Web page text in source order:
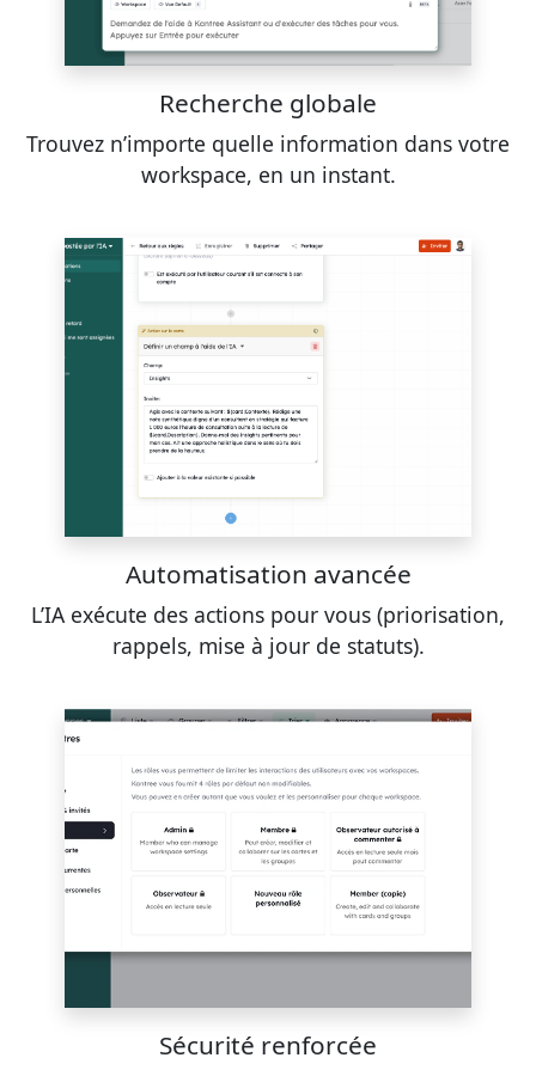
Recherche globale
Trouvez n’importe quelle information dans votre
workspace, en un instant.
Automatisation avancée
L’IA exécute des actions pour vous (priorisation,
rappels, mise à jour de statuts).
Sécurité renforcée